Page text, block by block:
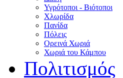
Υγρότοποι - Βιότοποι
Χλωρίδα
Πανίδα
Πόλεις
Ορεινά Χωριά
Χωριά του Κάμπου
Πολιτισμός